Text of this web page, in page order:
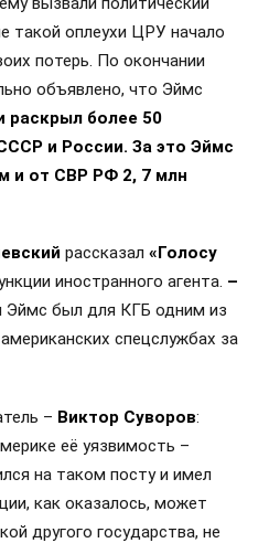
такой оплеухи ЦРУ начало
потерь. По окончании
объявлено, что Эймс
раскрыл более 50
и России. За это Эймс
и от СВР РФ 2, 7 млн
рассказал «Голосу
иностранного агента. –
Эймс был для КГБ одним из
спецслужбах за
– Виктор Суворов:
её уязвимость –
на таком посту и имел
как оказалось, может
другого государства, не